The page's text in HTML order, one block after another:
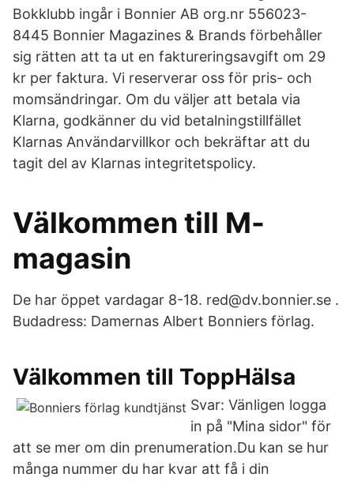
Bokklubb ingår i Bonnier AB org.nr 556023-
8445 Bonnier Magazines & Brands förbehåller
sig rätten att ta ut en faktureringsavgift om 29
kr per faktura. Vi reserverar oss för pris- och
momsändringar. Om du väljer att betala via
Klarna, godkänner du vid betalningstillfället
Klarnas Användarvillkor och bekräftar att du
tagit del av Klarnas integritetspolicy.
Välkommen till M-
magasin
De har öppet vardagar 8-18. red@dv.bonnier.se .
Budadress: Damernas Albert Bonniers förlag.
Välkommen till ToppHälsa
Svar: Vänligen logga
in på "Mina sidor" för
att se mer om din prenumeration.Du kan se hur
många nummer du har kvar att få i din